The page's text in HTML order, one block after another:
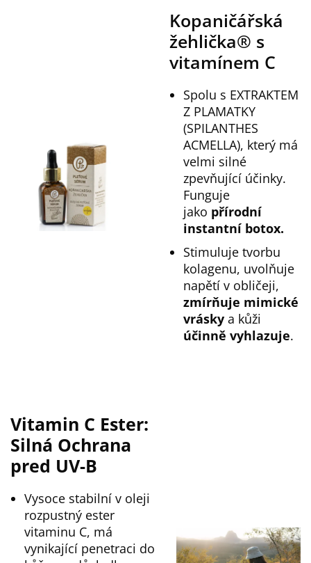
Kopaničářská
žehlička® s
vitamínem C
Spolu s EXTRAKTEM
Z PLAMATKY
(SPILANTHES
ACMELLA), který má
velmi silné
zpevňující účinky.
Funguje
jako přírodní
instantní botox.
Stimuluje tvorbu
kolagenu, uvolňuje
napětí v obličeji,
zmírňuje mimické
vrásky a kůži
účinně vyhlazuje.
Vitamin C Ester:
Silná Ochrana
pred UV-B
Vysoce stabilní v oleji
rozpustný ester
vitaminu C, má
vynikající penetraci do